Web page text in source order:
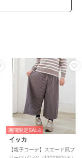
期間限定SALE
イッカ
【親子コーデ】スエード風プ